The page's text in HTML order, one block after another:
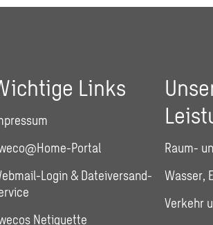
Links
Portal
Login & Dateiversand-
Netiquette
Raum-
Wasser,
Verkehr